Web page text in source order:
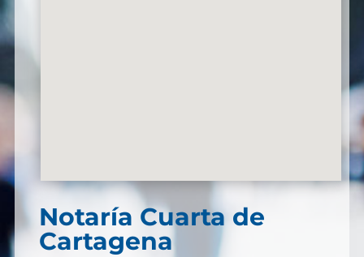
Notaría Cuarta de
Cartagena